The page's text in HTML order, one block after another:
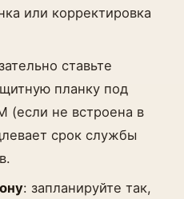
или корректировка
ставьте
планку под
не встроена в
срок службы
: запланируйте так,